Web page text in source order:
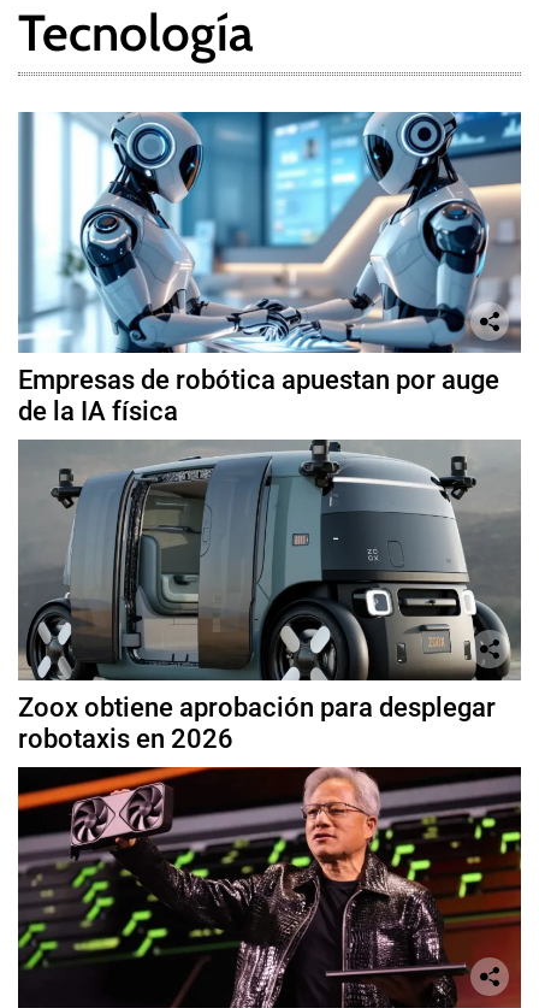
Tecnología
Empresas de robótica apuestan por auge
de la IA física
Zoox obtiene aprobación para desplegar
robotaxis en 2026